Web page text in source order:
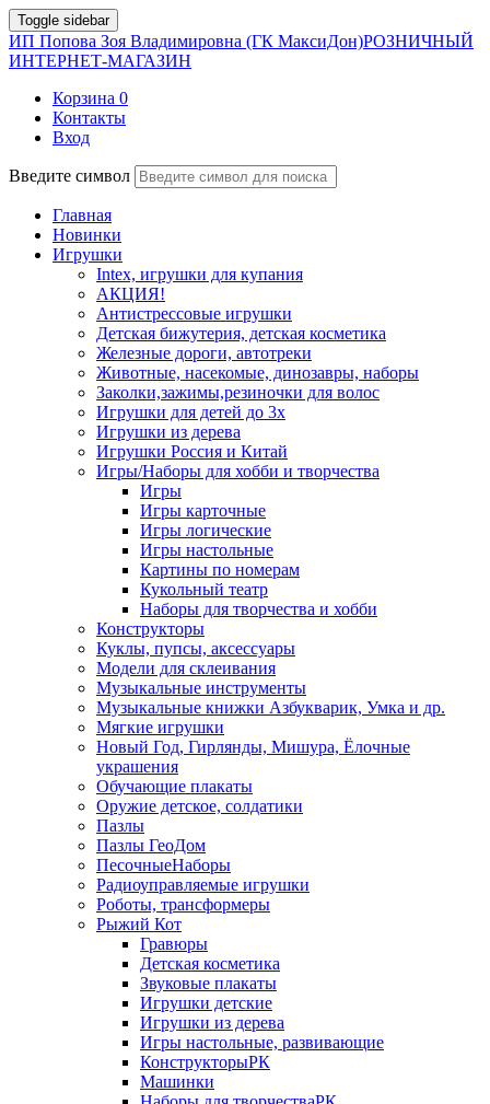
Toggle sidebar
ИП Попова Зоя Владимировна (ГК МаксиДон)РОЗНИЧНЫЙ
ИНТЕРНЕТ-МАГАЗИН
Корзина 0
Контакты
Вход
Введите символ
Главная
Новинки
Игрушки
Intex, игрушки для купания
АКЦИЯ!
Антистрессовые игрушки
Детская бижутерия, детская косметика
Железные дороги, автотреки
Животные, насекомые, динозавры, наборы
Заколки,зажимы,резиночки для волос
Игрушки для детей до 3х
Игрушки из дерева
Игрушки Россия и Китай
Игры/Наборы для хобби и творчества
Игры
Игры карточные
Игры логические
Игры настольные
Картины по номерам
Кукольный театр
Наборы для творчества и хобби
Конструкторы
Куклы, пупсы, аксессуары
Модели для склеивания
Музыкальные инструменты
Музыкальные книжки Азбукварик, Умка и др.
Мягкие игрушки
Новый Год, Гирлянды, Мишура, Ёлочные
украшения
Обучающие плакаты
Оружие детское, солдатики
Пазлы
Пазлы ГеоДом
ПесочныеНаборы
Радиоуправляемые игрушки
Роботы, трансформеры
Рыжий Кот
Гравюры
Детская косметика
Звуковые плакаты
Игрушки детские
Игрушки из дерева
Игры настольные, развивающие
КонструкторыРК
Машинки